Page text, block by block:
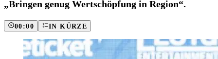
„Bringen genug Wertschöpfung in Region“.
00:00 IN KÜRZE